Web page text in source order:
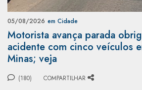
05/08/2026 em Cidade
Motorista avança parada
acidente com cinco veículos
Minas; veja
(180) COMPARTILHAR